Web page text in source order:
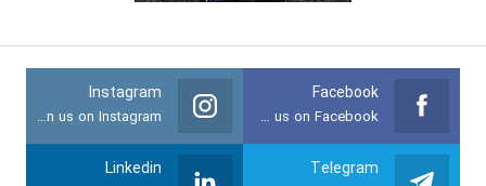
Facebook
Join us on Facebook
Instagram
Join us on Instagram
Telegram
Linkedin